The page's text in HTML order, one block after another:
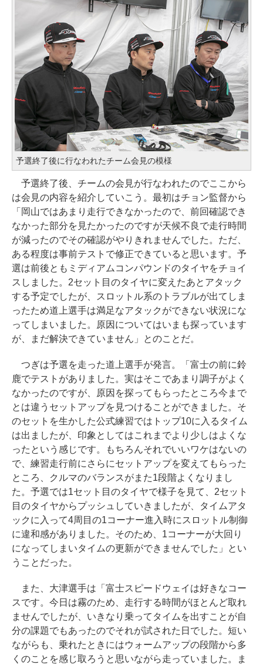
予選終了後に行なわれたチーム会見の模様
予選終了後、チームの会見が行なわれたのでここから
は会見の内容を紹介していこう。最初はチョン監督から
「岡山ではあまり走行できなかったので、前回確認でき
なかった部分を見たかったのですが天候不良で走行時間
が減ったのでその確認がやりきれませんでした。ただ、
ある程度は事前テストで修正できていると思います。予
選は前後ともミディアムコンパウンドのタイヤをチョイ
スしました。2セット目のタイヤに変えたあとアタック
する予定でしたが、スロットル系のトラブルが出てしま
ったため道上選手は満足なアタックができない状況にな
ってしまいました。原因についてはいまも探っています
が、まだ解決できていません」とのことだ。
つぎは予選を走った道上選手が発言。「富士の前に鈴
鹿でテストがありました。実はそこであまり調子がよく
なかったのですが、原因を探ってもらったところ今まで
とは違うセットアップを見つけることができました。そ
のセットを生かした公式練習ではトップ10に入るタイム
は出ましたが、印象としてはこれまでより少しはよくな
ったという感じです。もちろんそれでいいワケはないの
で、練習走行前にさらにセットアップを変えてもらった
ところ、クルマのバランスがまた1段階よくなりまし
た。予選では1セット目のタイヤで様子を見て、2セット
目のタイヤからプッシュしていきましたが、タイムアタ
ックに入って4周目の1コーナー進入時にスロットル制御
に違和感がありました。そのため、1コーナーが大回り
になってしまいタイムの更新ができませんでした」とい
うことだった。
また、大津選手は「富士スピードウェイは好きなコー
スです。今日は霧のため、走行する時間がほとんど取れ
ませんでしたが、いきなり乗ってタイムを出すことが自
分の課題でもあったのでそれが試された日でした。短い
ながらも、乗れたときにはウォームアップの段階から多
くのことを感じ取ろうと思いながら走っていました。ま